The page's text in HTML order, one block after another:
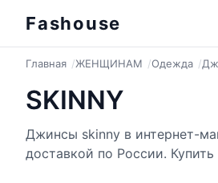
Fashouse
Главная ЖЕНЩИНАМ Одежда
SKINNY
Джинсы skinny в интернет-
доставкой по России.